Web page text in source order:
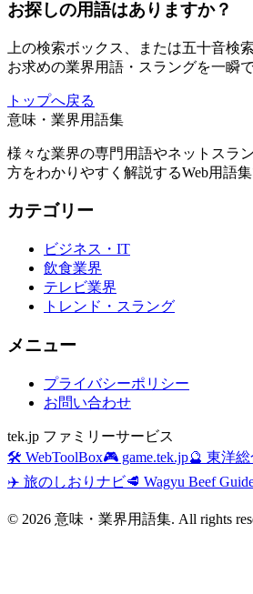
お探しの用語はありますか？
上の検索ボックス、または五十音検
お求めの業界用語・スラングを一瞬
トップへ戻る
意味・業界用語集
様々な業界の専門用語やネットスラ
方をわかりやすく解説するWeb用語集
カテゴリー
ビジネス・IT
飲食業界
テレビ業界
トレンド・スラング
メニュー
プライバシーポリシー
お問い合わせ
tek.jp ファミリーサービス
🛠️ WebToolBox🎮 game.tek.jp🔮 東洋
✈️ 旅のしおりナビ🥩 Wagyu Beef
© 2026 意味・業界用語集. All rights